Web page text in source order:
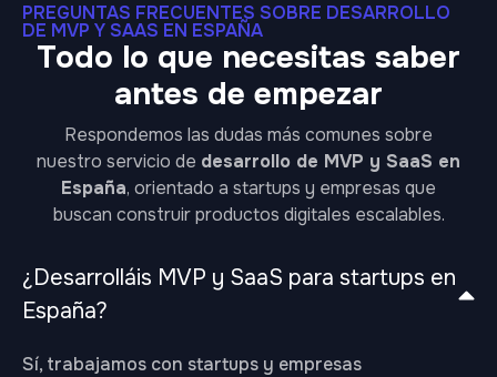
PREGUNTAS FRECUENTES SOBRE DESARROLLO
DE MVP Y SAAS EN ESPAÑA
Todo lo que necesitas saber
antes de empezar
Respondemos las dudas más comunes sobre
nuestro servicio de desarrollo de MVP y SaaS en
España, orientado a startups y empresas que
buscan construir productos digitales escalables.
¿Desarrolláis MVP y SaaS para startups en
España?
Sí, trabajamos con startups y empresas